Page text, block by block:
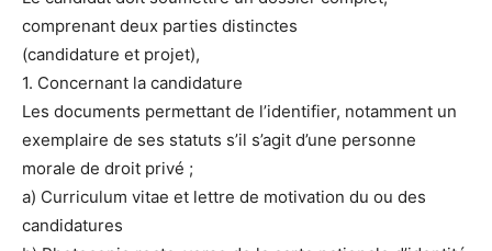
comprenant deux parties distinctes
(candidature et projet),
1. Concernant la candidature
Les documents permettant de l’identifier, notamment un
exemplaire de ses statuts s’il s’agit d’une personne
morale de droit privé ;
a) Curriculum vitae et lettre de motivation du ou des
candidatures